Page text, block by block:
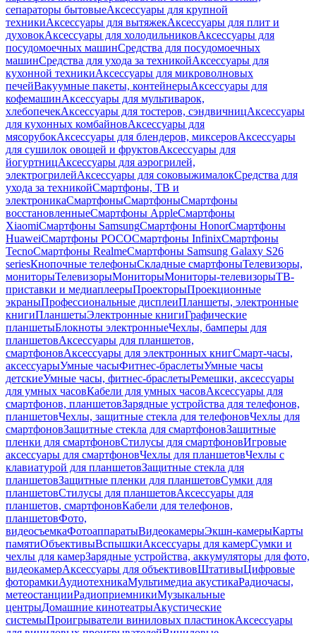
сепараторы бытовыеАксессуары для крупной
техникиАксессуары для вытяжекАксессуары для плит и
духовокАксессуары для холодильниковАксессуары для
посудомоечных машинСредства для посудомоечных
машинСредства для ухода за техникойАксессуары для
кухонной техникиАксессуары для микроволновых
печейВакуумные пакеты, контейнерыАксессуары для
кофемашинАксессуары для мультиварок,
хлебопечекАксессуары для тостеров, сэндвичницАксессуары
для кухонных комбайновАксессуары для
мясорубокАксессуары для блендеров, миксеровАксессуары
для сушилок овощей и фруктовАксессуары для
йогуртницАксессуары для аэрогрилей,
электрогрилейАксессуары для соковыжималокСредства для
ухода за техникойСмартфоны, ТВ и
электроникаСмартфоныСмартфоныСмартфоны
восстановленныеСмартфоны AppleСмартфоны
XiaomiСмартфоны SamsungСмартфоны HonorСмартфоны
HuaweiСмартфоны POCOСмартфоны InfinixСмартфоны
TecnoСмартфоны RealmeСмартфоны Samsung Galaxy S26
seriesКнопочные телефоныСкладные смартфоныТелевизоры,
мониторыТелевизорыМониторыМониторы-телевизорыТВ-
приставки и медиаплеерыПроекторыПроекционные
экраныПрофессиональные дисплеиПланшеты, электронные
книгиПланшетыЭлектронные книгиГрафические
планшетыБлокноты электронныеЧехлы, бамперы для
планшетовАксессуары для планшетов,
смартфоновАксессуары для электронных книгСмарт-часы,
аксессуарыУмные часыФитнес-браслетыУмные часы
детскиеУмные часы, фитнес-браслетыРемешки, аксессуары
для умных часовКабели для умных часовАксессуары для
смартфонов, планшетовЗарядные устройства для телефонов,
планшетовЧехлы, защитные стекла для телефоновЧехлы для
смартфоновЗащитные стекла для смартфоновЗащитные
пленки для смартфоновСтилусы для смартфоновИгровые
аксессуары для смартфоновЧехлы для планшетовЧехлы с
клавиатурой для планшетовЗащитные стекла для
планшетовЗащитные пленки для планшетовСумки для
планшетовСтилусы для планшетовАксессуары для
планшетов, смартфоновКабели для телефонов,
планшетовФото,
видеосъемкаФотоаппаратыВидеокамерыЭкшн-камерыКарты
памятиОбъективыВспышкиАксессуары для камерСумки и
чехлы для камерЗарядные устройства, аккумуляторы для фото,
видеокамерАксессуары для объективовШтативыЦифровые
фоторамкиАудиотехникаМультимедиа акустикаРадиочасы,
метеостанцииРадиоприемникиМузыкальные
центрыДомашние кинотеатрыАкустические
системыПроигрыватели виниловых пластинокАксессуары